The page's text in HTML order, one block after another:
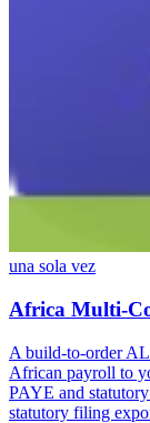
una sola vez
Africa Multi-
A build-to-order
African payroll to
PAYE and
statutory filing